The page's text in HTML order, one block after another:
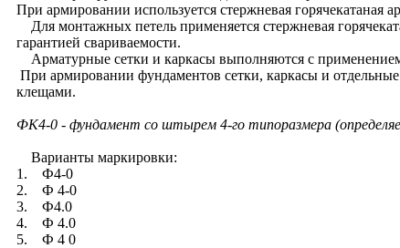
При армировании используется стержневая горячекатаная
Для монтажных петель применяется стержневая
гарантией свариваемости.
Арматурные сетки и каркасы выполняются с
При армировании фундаментов сетки, каркасы и
клещами.
ФК4-0 - фундамент со штырем 4-го типоразмера
Варианты маркировки:
1. Ф4-0
2. Ф 4-0
3. Ф4.0
4. Ф 4.0
5. Ф 4 0